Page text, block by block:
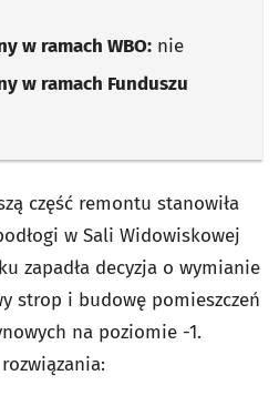
w ramach WBO: nie
w ramach Funduszu
część remontu stanowiła
w Sali Widowiskowej
zapadła decyzja o wymianie
strop i budowę pomieszczeń
na poziomie -1.